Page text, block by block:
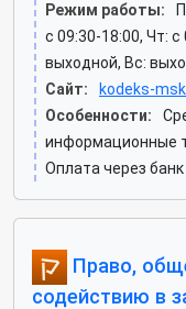
Режим работы:
c 09:30-18:00, Чт: c
выходной, Вс:
Сайт:
kodeks-
Особенности:
информационные
Оплата через банк
Право,
содействию в